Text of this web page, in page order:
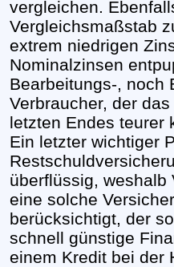
vergleichen.
Vergleichsmaßstab
extrem niedrigen
Nominalzinsen
Bearbeitungs-, noch
Verbraucher, der
letzten Endes teurer
Ein letzter wichtiger
überflüssig, weshalb
eine solche
berücksichtigt, der
schnell günstige
einem Kredit bei der